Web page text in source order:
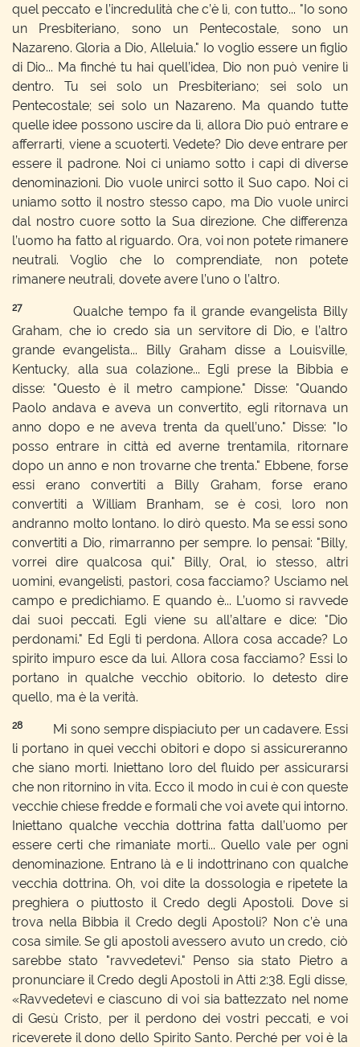
quel peccato e l’incredulità che c’è lì, con tutto... "Io sono
un Presbiteriano, sono un Pentecostale, sono un
Nazareno. Gloria a Dio, Alleluia." Io voglio essere un figlio
di Dio... Ma finché tu hai quell’idea, Dio non può venire lì
dentro. Tu sei solo un Presbiteriano; sei solo un
Pentecostale; sei solo un Nazareno. Ma quando tutte
quelle idee possono uscire da lì, allora Dio può entrare e
afferrarti, viene a scuoterti. Vedete? Dio deve entrare per
essere il padrone. Noi ci uniamo sotto i capi di diverse
denominazioni. Dio vuole unirci sotto il Suo capo. Noi ci
uniamo sotto il nostro stesso capo, ma Dio vuole unirci
dal nostro cuore sotto la Sua direzione. Che differenza
l’uomo ha fatto al riguardo. Ora, voi non potete rimanere
neutrali. Voglio che lo comprendiate, non potete
rimanere neutrali, dovete avere l’uno o l’altro.
27
Qualche tempo fa il grande evangelista Billy
Graham, che io credo sia un servitore di Dio, e l’altro
grande evangelista... Billy Graham disse a Louisville,
Kentucky, alla sua colazione... Egli prese la Bibbia e
disse: "Questo è il metro campione." Disse: "Quando
Paolo andava e aveva un convertito, egli ritornava un
anno dopo e ne aveva trenta da quell’uno." Disse: "Io
posso entrare in città ed averne trentamila, ritornare
dopo un anno e non trovarne che trenta." Ebbene, forse
essi erano convertiti a Billy Graham, forse erano
convertiti a William Branham, se è così, loro non
andranno molto lontano. Io dirò questo. Ma se essi sono
convertiti a Dio, rimarranno per sempre. Io pensai: "Billy,
vorrei dire qualcosa qui." Billy, Oral, io stesso, altri
uomini, evangelisti, pastori, cosa facciamo? Usciamo nel
campo e predichiamo. E quando è... L’uomo si ravvede
dai suoi peccati. Egli viene su all’altare e dice: "Dio
perdonami." Ed Egli ti perdona. Allora cosa accade? Lo
spirito impuro esce da lui. Allora cosa facciamo? Essi lo
portano in qualche vecchio obitorio. Io detesto dire
quello, ma è la verità.
28
Mi sono sempre dispiaciuto per un cadavere. Essi
li portano in quei vecchi obitori e dopo si assicureranno
che siano morti. Iniettano loro del fluido per assicurarsi
che non ritornino in vita. Ecco il modo in cui è con queste
vecchie chiese fredde e formali che voi avete qui intorno.
Iniettano qualche vecchia dottrina fatta dall’uomo per
essere certi che rimaniate morti... Quello vale per ogni
denominazione. Entrano là e li indottrinano con qualche
vecchia dottrina. Oh, voi dite la dossologia e ripetete la
preghiera o piuttosto il Credo degli Apostoli. Dove si
trova nella Bibbia il Credo degli Apostoli? Non c’è una
cosa simile. Se gli apostoli avessero avuto un credo, ciò
sarebbe stato "ravvedetevi." Penso sia stato Pietro a
pronunciare il Credo degli Apostoli in Atti 2:38. Egli disse,
«Ravvedetevi e ciascuno di voi sia battezzato nel nome
di Gesù Cristo, per il perdono dei vostri peccati, e voi
riceverete il dono dello Spirito Santo. Perché per voi è la